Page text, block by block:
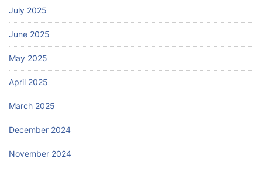
July 2025
June 2025
May 2025
April 2025
March 2025
December 2024
November 2024